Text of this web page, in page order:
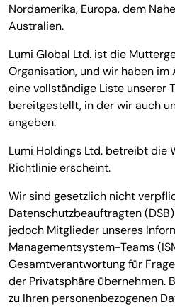
Nordamerika, Europa, dem
Australien.
Lumi Global Ltd. ist die
Organisation, und wir haben im
eine vollständige Liste unserer
bereitgestellt, in der wir auch
angeben.
Lumi Holdings Ltd. betreibt die
Richtlinie erscheint.
Wir sind gesetzlich nicht
Datenschutzbeauftragten
jedoch Mitglieder unseres
Managementsystem-Teams
Gesamtverantwortung für
der Privatsphäre übernehmen.
zu Ihren personenbezogenen